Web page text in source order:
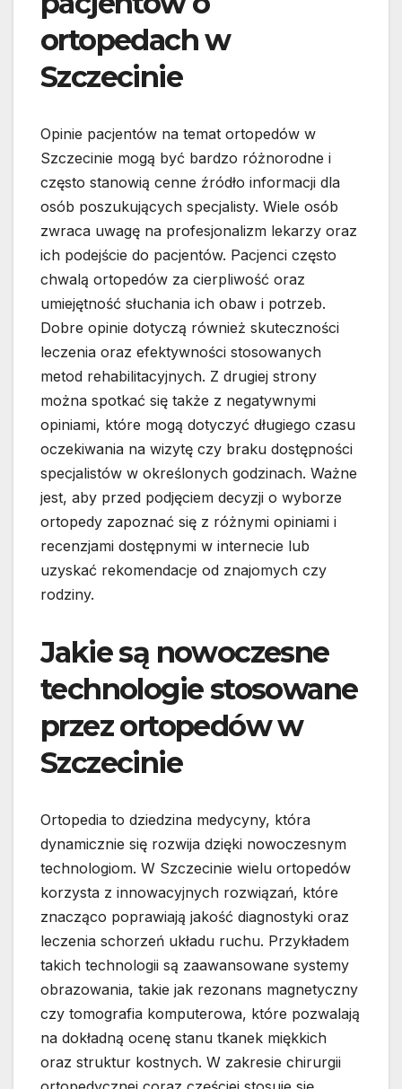
ortopedach w
Szczecinie
Opinie pacjentów na temat ortopedów w
Szczecinie mogą być bardzo różnorodne i
często stanowią cenne źródło informacji dla
osób poszukujących specjalisty. Wiele osób
zwraca uwagę na profesjonalizm lekarzy oraz
ich podejście do pacjentów. Pacjenci często
chwalą ortopedów za cierpliwość oraz
umiejętność słuchania ich obaw i potrzeb.
Dobre opinie dotyczą również skuteczności
leczenia oraz efektywności stosowanych
metod rehabilitacyjnych. Z drugiej strony
można spotkać się także z negatywnymi
opiniami, które mogą dotyczyć długiego czasu
oczekiwania na wizytę czy braku dostępności
specjalistów w określonych godzinach. Ważne
jest, aby przed podjęciem decyzji o wyborze
ortopedy zapoznać się z różnymi opiniami i
recenzjami dostępnymi w internecie lub
uzyskać rekomendacje od znajomych czy
rodziny.
Jakie są nowoczesne
technologie stosowane
przez ortopedów w
Szczecinie
Ortopedia to dziedzina medycyny, która
dynamicznie się rozwija dzięki nowoczesnym
technologiom. W Szczecinie wielu ortopedów
korzysta z innowacyjnych rozwiązań, które
znacząco poprawiają jakość diagnostyki oraz
leczenia schorzeń układu ruchu. Przykładem
takich technologii są zaawansowane systemy
obrazowania, takie jak rezonans magnetyczny
czy tomografia komputerowa, które pozwalają
na dokładną ocenę stanu tkanek miękkich
oraz struktur kostnych. W zakresie chirurgii